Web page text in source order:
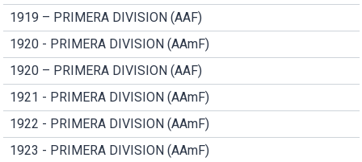
1919 – PRIMERA DIVISION (AAF)
1920 - PRIMERA DIVISION (AAmF)
1920 – PRIMERA DIVISION (AAF)
1921 - PRIMERA DIVISION (AAmF)
1922 - PRIMERA DIVISION (AAmF)
1923 - PRIMERA DIVISION (AAmF)